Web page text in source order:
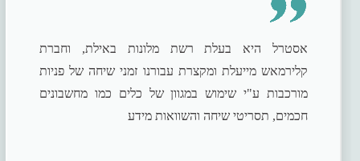
אסטרל היא בעלת רשת מלונות באילת, וחברת
קלירמאש מייעלת ומקצרת עבורנו זמני שיחה של פניות
מורכבות ע"י שימוש במגוון של כלים כמו מחשבונים
חכמים, תסריטי שיחה והשוואות מידע